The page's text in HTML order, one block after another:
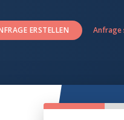
ERSTELLEN Anfrage